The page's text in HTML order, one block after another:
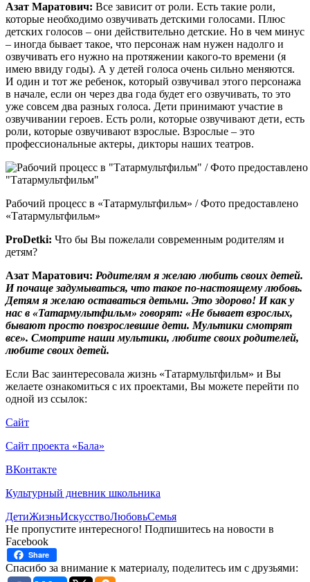
Азат Маратович: Все зависит от роли. Есть такие роли,
которые необходимо озвучивать детскими голосами. Плюс
детских голосов – они действительно детские. Но в чем минус
– иногда бывает такое, что персонаж нам нужен надолго и
озвучивать его нужно на протяжении какого-то времени (я
имею ввиду годы). А у детей голоса очень сильно меняются.
И один и тот же ребенок, который озвучивал этого персонажа
в начале, если он через два года будет его озвучивать, то это
уже совсем два разных голоса. Дети принимают участие в
озвучивании героев. Есть роли, которые озвучивают дети, есть
роли, которые озвучивают взрослые. Взрослые – это
профессиональные актеры, дикторы наших театров.
Рабочий процесс в «Татармультфильм» / Фото предоставлено
«Татармультфильм»
ProDetki: Что бы Вы пожелали современным родителям и
детям?
Азат Маратович: Родителям я желаю любить своих детей.
И почаще задумываться, что такое по-настоящему любовь.
Детям я желаю оставаться детьми. Это здорово! И как у
нас в «Татармультфильм» говорят: «Не бывает взрослых,
бывают просто повзрослевшие дети. Мультики смотрят
все». Смотрите наши мультики, любите своих родителей,
любите своих детей.
Если Вас заинтересовала жизнь «Татармультфильм» и Вы
желаете ознакомиться с их проектами, Вы можете перейти по
одной из ссылок:
Сайт
Сайт проекта «Бала»
ВКонтакте
Культурный дневник школьника
ДетиЖизньИскусствоЛюбовьСемья
Не пропустите интересного! Подпишитесь на новости в
Facebook
Share
Спасибо за внимание к материалу, поделитесь им с друзьями: